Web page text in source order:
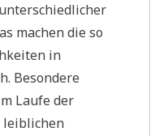
machen die so
in
Besondere
Laufe der
leiblichen